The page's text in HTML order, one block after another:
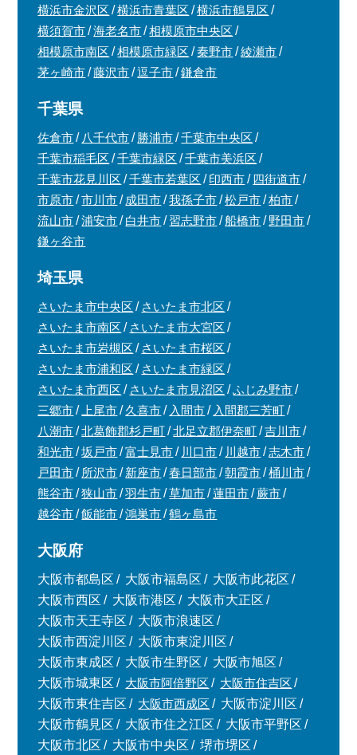
横浜市金沢区
横浜市青葉区
横浜市鶴見区
横須賀市
海老名市
相模原市中央区
相模原市南区
相模原市緑区 秦野市
綾瀬市
茅ヶ崎市
藤沢市 逗子市 鎌倉市
千葉県
佐倉市 八千代市 勝浦市
千葉市中央区
千葉市稲毛区
千葉市緑区
千葉市美浜区
千葉市花見川区
千葉市若葉区 印西市
四街道市
市原市
市川市 成田市 我孫子市 松戸市
柏市
流山市
浦安市 白井市 習志野市 船橋市
野田市
鎌ヶ谷市
埼玉県
さいたま市中央区
さいたま市北区
さいたま市南区
さいたま市大宮区
さいたま市岩槻区
さいたま市桜区
さいたま市浦和区
さいたま市緑区
さいたま市西区
さいたま市見沼区
ふじみ野市
三郷市
上尾市 久喜市 入間市
入間郡三芳町
八潮市
北葛飾郡杉戸町 北足立郡伊奈町
吉川市
和光市
坂戸市 富士見市 川口市 川越市
志木市
戸田市
所沢市 新座市 春日部市 朝霞市
桶川市
熊谷市
狭山市 羽生市 草加市 蓮田市
蕨市
越谷市
飯能市 鴻巣市 鶴ヶ島市
大阪府
大阪市都島区 大阪市福島区
大阪市此花区
大阪市西区
大阪市港区
大阪市大正区
大阪市天王寺区
大阪市浪速区
大阪市西淀川区
大阪市東淀川区
大阪市東成区
大阪市生野区
大阪市旭区
大阪市城東区
大阪市阿倍野区
大阪市住吉区
大阪市東住吉区
大阪市西成区
大阪市淀川区
大阪市鶴見区
大阪市住之江区
大阪市平野区
大阪市北区
大阪市中央区 堺市堺区